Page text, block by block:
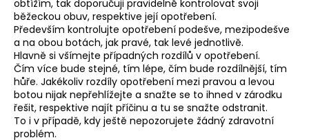
obtížím, tak doporučuji pravidelně kontrolovat svoji
běžeckou obuv, respektive její opotřebení.
Především kontrolujte opotřebení podešve, mezipodešve
a na obou botách, jak pravé, tak levé jednotlivě.
Hlavně si všímejte případných rozdílů v opotřebení.
Čím více bude stejné, tím lépe, čím bude rozdílnější, tím
hůře. Jakékoliv rozdíly opotřebení mezi pravou a levou
botou nijak nepřehlížejte a snažte se to ihned v zárodku
řešit, respektive najít příčinu a tu se snažte odstranit.
To i v případě, kdy ještě nepozorujete žádný zdravotní
problém.
ř
e
b
u
j
e
t